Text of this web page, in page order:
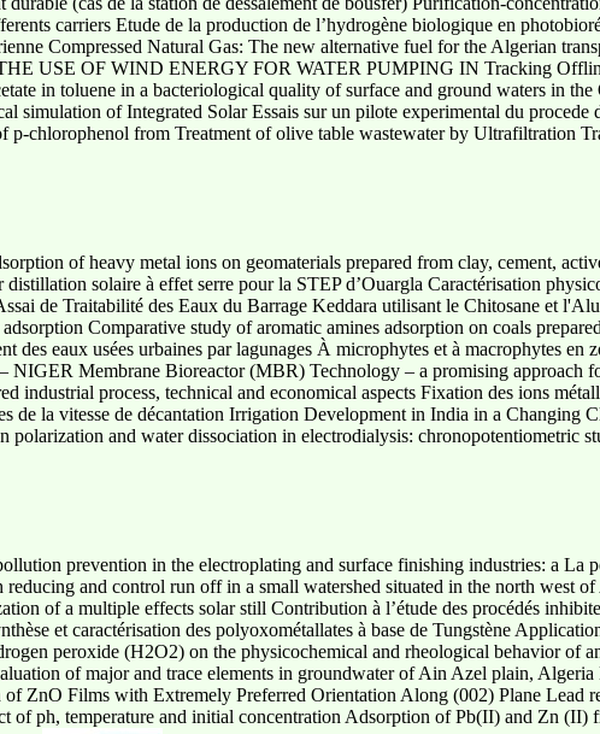
carriers Etude de la production de l’hydrogène biologique en
Compressed Natural Gas: The new alternative fuel for the Algerian
USE OF WIND ENERGY FOR WATER PUMPING IN Tracking
in toluene in a bacteriological quality of surface and ground waters in the
simulation of Integrated Solar Essais sur un pilote experimental du procede
p-chlorophenol from Treatment of olive table wastewater by Ultrafiltration
of heavy metal ions on geomaterials prepared from clay, cement,
solaire à effet serre pour la STEP d’Ouargla Caractérisation
de Traitabilité des Eaux du Barrage Keddara utilisant le Chitosane et
Comparative study of aromatic amines adsorption on coals
des eaux usées urbaines par lagunages À microphytes et à macrophytes en
NIGER Membrane Bioreactor (MBR) Technology – a promising approach
industrial process, technical and economical aspects Fixation des ions
de la vitesse de décantation Irrigation Development in India in a Changing
polarization and water dissociation in electrodialysis: chronopotentiometric
prevention in the electroplating and surface finishing industries: a La
and control run off in a small watershed situated in the north west
of a multiple effects solar still Contribution à l’étude des procédés
et caractérisation des polyoxométallates à base de Tungstène
peroxide (H2O2) on the physicochemical and rheological behavior of
of major and trace elements in groundwater of Ain Azel plain,
of ZnO Films with Extremely Preferred Orientation Along (002) Plane Lead
of ph, temperature and initial concentration Adsorption of Pb(II) and Zn (II)